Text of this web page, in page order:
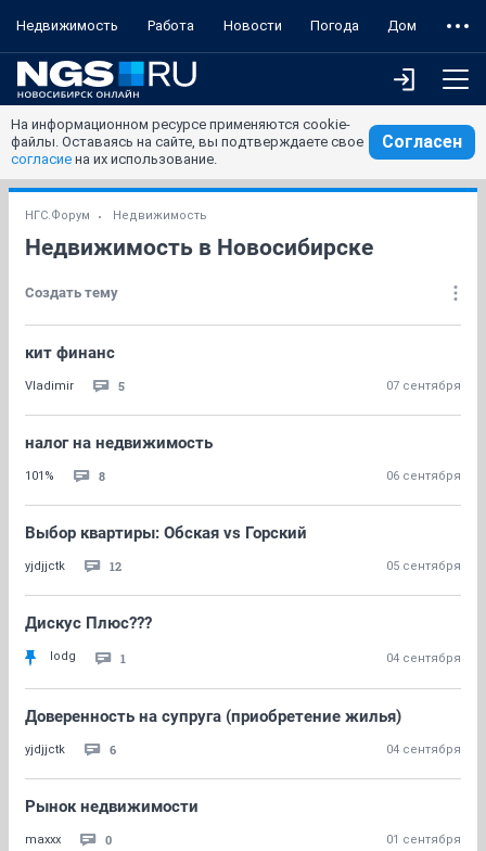
Недвижимость Работа Новости Погода Дом
На информационном ресурсе применяются cookie-
файлы. Оставаясь на сайте, вы подтверждаете свое
согласие на их использование.
Согласен
НГС.Форум Недвижимость
Недвижимость в Новосибирске
Создать тему
кит финанс
Vladimir 5 07 сентября
налог на недвижимость
101% 8 06 сентября
Выбор квартиры: Обская vs Горский
yjdjjctk 12 05 сентября
Дискус Плюс???
lodg 1 04 сентября
Доверенность на супруга (приобретение жилья)
yjdjjctk 6 04 сентября
Рынок недвижимости
maxxx 0 01 сентября